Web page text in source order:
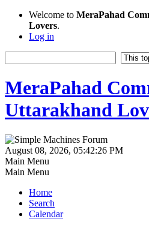
Welcome to MeraPahad
Lovers.
Log in
MeraPahad
Uttarakhand
August 08, 2026, 05:42:26 PM
Main Menu
Main Menu
Home
Search
Calendar